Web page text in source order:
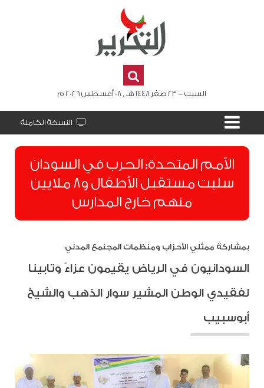
السبت - 23 صفر 1448 هـ , 08 أغسطس 2026 م
النسخة الكاملة
الأمم المتحدة: الحرب في السودان
سلبت مستقبل الأطفال و8 ملايين
منهم خارج المدارس
بمشاركة ممثلي الأحزاب ومنظمات المجنمع المدني
السودانيون في الرياض يقيمون عزاءً وتابينا
لفقيدي الوطن المشير سوار الذهب والشيخ
أبوسبيب